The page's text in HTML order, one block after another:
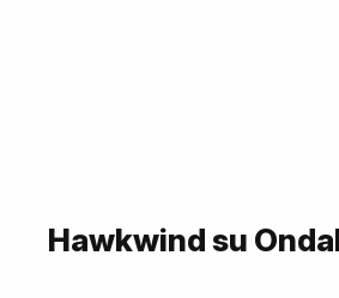
Hawkwind su